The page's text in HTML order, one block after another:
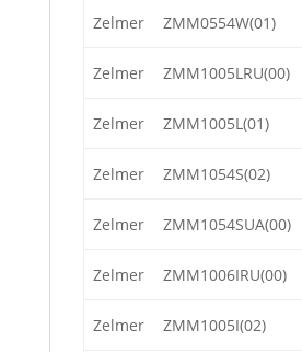
Zelmer ZMM0554W(01)
Zelmer ZMM1005LRU(00)
Zelmer ZMM1005L(01)
Zelmer ZMM1054S(02)
Zelmer ZMM1054SUA(00)
Zelmer ZMM1006IRU(00)
Zelmer ZMM1005I(02)